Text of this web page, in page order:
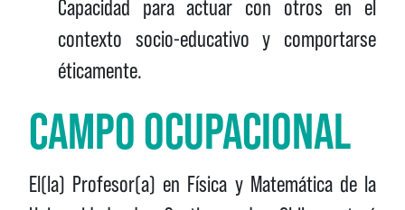
Capacidad para actuar con otros en el
contexto socio-educativo y comportarse
éticamente.
CAMPO OCUPACIONAL
El(la) Profesor(a) en Física y Matemática de la